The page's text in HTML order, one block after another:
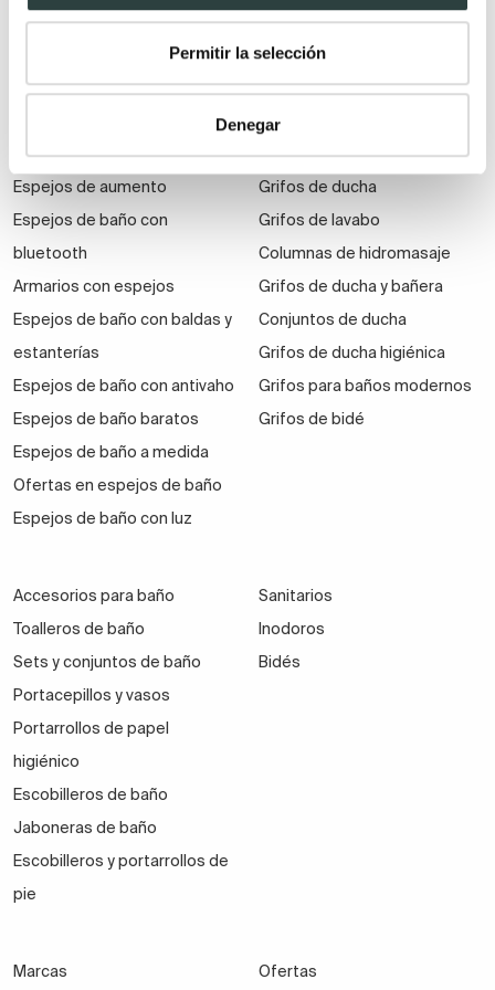
Permitir la selección
Denegar
Muebles de baño
Espejos
Espejos de aumento
Espejos de baño con
bluetooth
Armarios con espejos
Espejos de baño con baldas y
estanterías
Espejos de baño con antivaho
Espejos de baño baratos
Espejos de baño a medida
Ofertas en espejos de baño
Espejos de baño con luz
Grifería
Grifos de ducha
Grifos de lavabo
Columnas de hidromasaje
Grifos de ducha y bañera
Conjuntos de ducha
Grifos de ducha higiénica
Grifos para baños modernos
Grifos de bidé
Accesorios para baño
Toalleros de baño
Sets y conjuntos de baño
Portacepillos y vasos
Portarrollos de papel
higiénico
Escobilleros de baño
Jaboneras de baño
Escobilleros y portarrollos de
pie
Sanitarios
Inodoros
Bidés
Marcas Ofertas